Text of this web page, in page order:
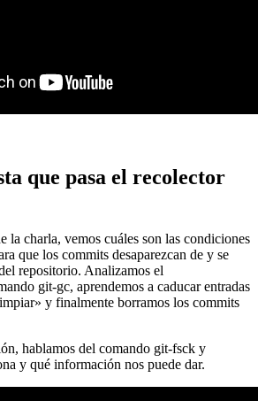
que pasa el recolector
la charla, vemos cuáles son las condiciones
que los commits desaparezcan de y se
repositorio. Analizamos el
git-gc, aprendemos a caducar entradas
y finalmente borramos los commits
hablamos del comando git-fsck y
y qué información nos puede dar.